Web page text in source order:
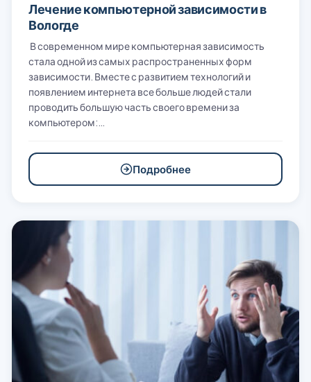
Лечение компьютерной зависимости в
Вологде
В современном мире компьютерная зависимость
стала одной из самых распространенных форм
зависимости. Вместе с развитием технологий и
появлением интернета все больше людей стали
проводить большую часть своего времени за
компьютером:…
Подробнее